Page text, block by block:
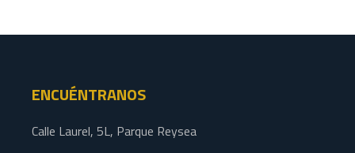
ENCUÉNTRANOS
Calle Laurel, 5L, Parque Reysea